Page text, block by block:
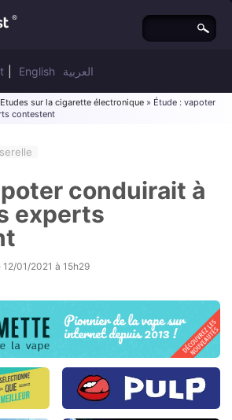
English العربية
Etudes sur la cigarette électronique » Étude : vapoter
contestent
conduirait à
experts
12/01/2021 à 15h29